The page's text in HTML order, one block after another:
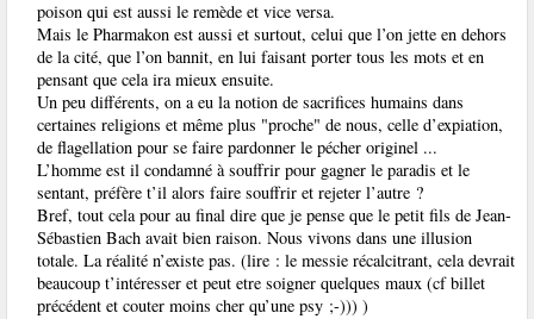
poison qui est aussi le remède et vice versa.
Mais le Pharmakon est aussi et surtout, celui que l’on jette en dehors
de la cité, que l’on bannit, en lui faisant porter tous les mots et en
pensant que cela ira mieux ensuite.
Un peu différents, on a eu la notion de sacrifices humains dans
certaines religions et même plus "proche" de nous, celle d’expiation,
de flagellation pour se faire pardonner le pécher originel ...
L’homme est il condamné à souffrir pour gagner le paradis et le
sentant, préfère t’il alors faire souffrir et rejeter l’autre ?
Bref, tout cela pour au final dire que je pense que le petit fils de Jean-
Sébastien Bach avait bien raison. Nous vivons dans une illusion
totale. La réalité n’existe pas. (lire : le messie récalcitrant, cela devrait
beaucoup t’intéresser et peut etre soigner quelques maux (cf billet
précédent et couter moins cher qu’une psy ;-))) )